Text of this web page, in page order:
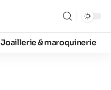
Joaillerie & maroquinerie